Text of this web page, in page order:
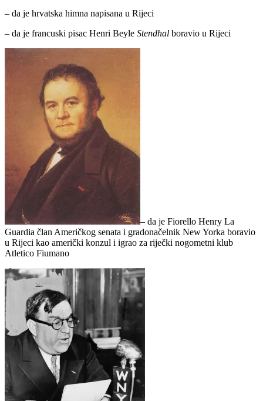
– da je hrvatska himna napisana u Rijeci
– da je francuski pisac Henri Beyle Stendhal boravio u Rijeci
– da je Fiorello Henry La
Guardia član Američkog senata i gradonačelnik New Yorka boravio
u Rijeci kao američki konzul i igrao za riječki nogometni klub
Atletico Fiumano